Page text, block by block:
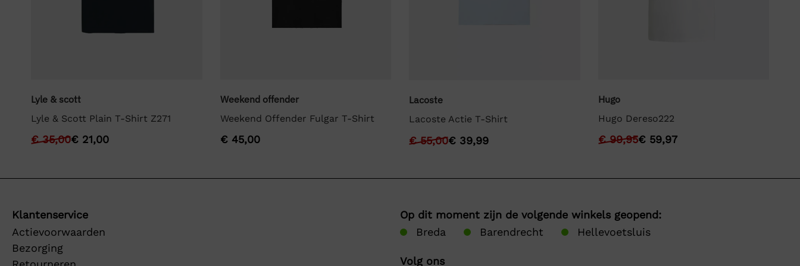
Lyle & scott
Lyle & Scott Plain T-Shirt Z271
€35,00€ 21,00
Weekend offender
Weekend Offender Fulgar T-Shirt
€45,00
Lacoste
Lacoste Actie T-Shirt
€55,00€ 39,99
Hugo
Hugo Dereso222
€99,95€59,97
Klantenservice
Actievoorwaarden
Bezorging
Op dit moment zijn de volgende winkels geopend:
Breda
Barendrecht Hellevoetsluis
Volg ons